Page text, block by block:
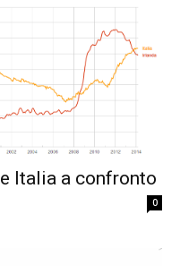
Italia a confronto
0